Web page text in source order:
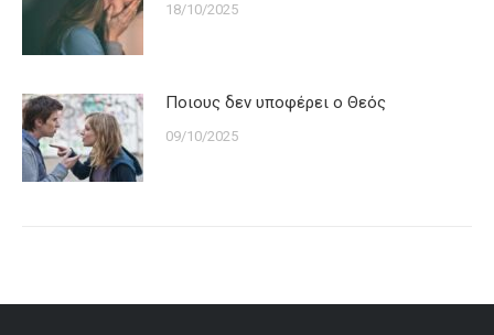
18/10/2025
Ποιους δεν υποφέρει ο Θεός
09/10/2025